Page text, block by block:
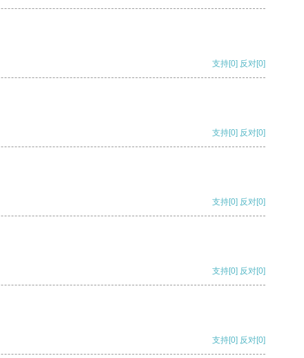
支持[0] 反对[0]
支持[0] 反对[0]
支持[0] 反对[0]
支持[0] 反对[0]
支持[0] 反对[0]